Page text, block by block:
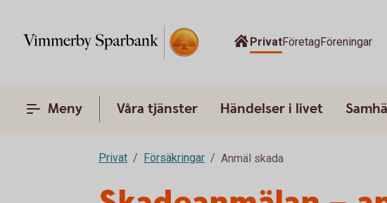
PrivatFöretagFöreningar
Meny Våra tjänster Händelser i livet
Privat Försäkringar Anmäl skada